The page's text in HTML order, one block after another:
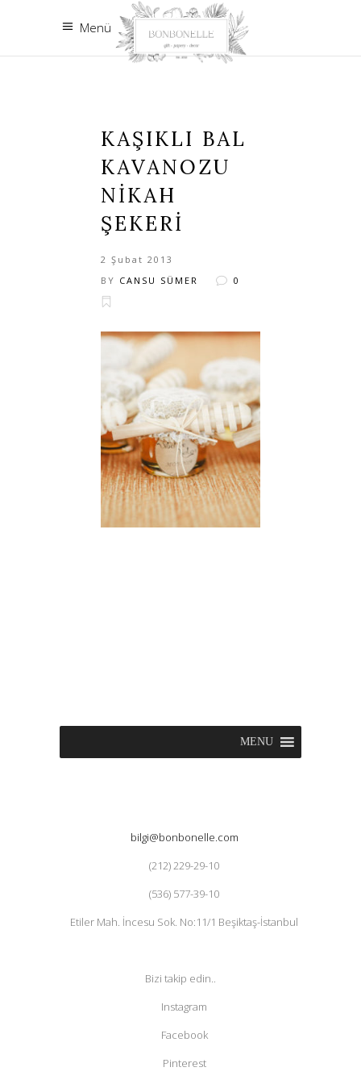
Menü
KAŞIKLI BAL
KAVANOZU
NİKAH
ŞEKERİ
2 Şubat 2013
BY CANSU SÜMER 0
MENU
bilgi@bonbonelle.com
(212) 229-29-10
(536) 577-39-10
Etiler Mah. İncesu Sok. No:11/1 Beşiktaş-İstanbul
Bizi takip edin..
Instagram
Facebook
Pinterest